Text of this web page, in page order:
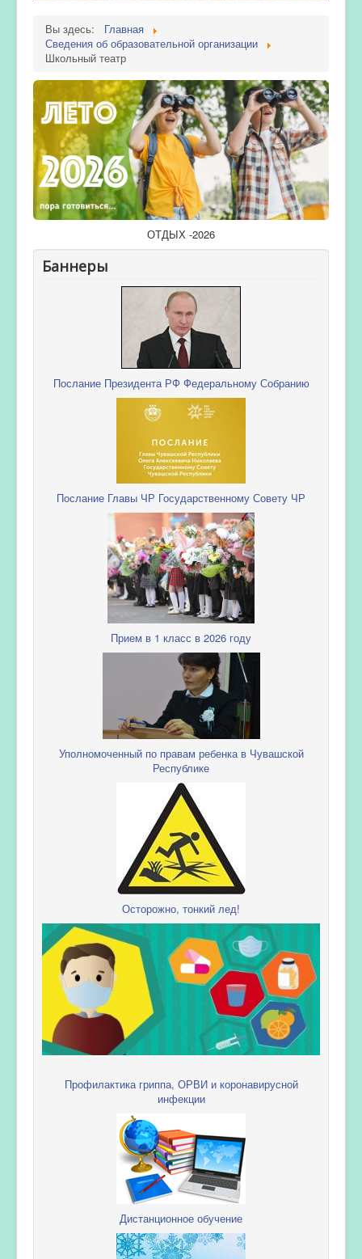
Вы здесь:
Главная
Сведения об образовательной организации
Школьный театр
ОТДЫХ -2026
Баннеры
Послание Президента РФ Федеральному Собранию
Послание Главы ЧР Государственному Совету ЧР
Прием в 1 класс в 2026 году
Уполномоченный по правам ребенка в Чувашской
Республике
Осторожно, тонкий лед!
Профилактика гриппа, ОРВИ и коронавирусной
инфекции
Дистанционное обучение